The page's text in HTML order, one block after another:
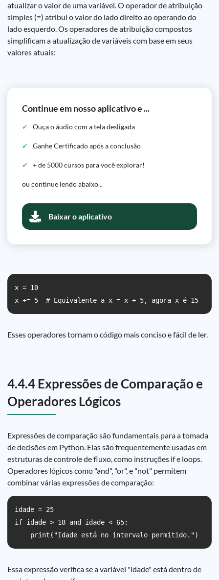
atualizar o valor de uma variável. O operador de atribuição
simples (=) atribui o valor do lado direito ao operando do
lado esquerdo. Os operadores de atribuição compostos
simplificam a atualização de variáveis com base em seus
valores atuais:
Continue em nosso aplicativo e ...
Ouça o áudio com a tela desligada
Ganhe Certificado após a conclusão
+ de 5000 cursos para você explorar!
ou continue lendo abaixo...
Baixar o aplicativo
x = 10
x += 5  # Equivalente a x = x + 5, agora x é 15
Esses operadores tornam o código mais conciso e fácil de ler.
4.4.4 Expressões de Comparação e
Operadores Lógicos
Expressões de comparação são fundamentais para a tomada
de decisões em Python. Elas são frequentemente usadas em
estruturas de controle de fluxo, como instruções if e loops.
Operadores lógicos como "and", "or", e "not" permitem
combinar várias expressões de comparação:
idade = 25
if idade > 18 and idade < 65:
    print("Idade está no intervalo permitido.")
Essa expressão verifica se a variável "idade" está dentro de